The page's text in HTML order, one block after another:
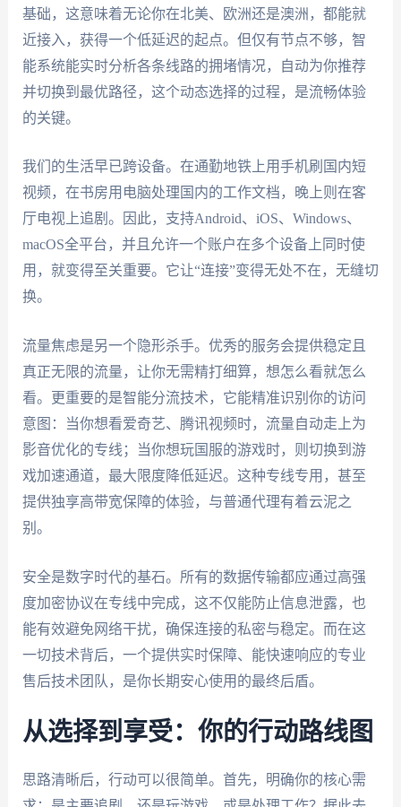
基础，这意味着无论你在北美、欧洲还是澳洲，都能就
近接入，获得一个低延迟的起点。但仅有节点不够，智
能系统能实时分析各条线路的拥堵情况，自动为你推荐
并切换到最优路径，这个动态选择的过程，是流畅体验
的关键。
我们的生活早已跨设备。在通勤地铁上用手机刷国内短
视频，在书房用电脑处理国内的工作文档，晚上则在客
厅电视上追剧。因此，支持Android、iOS、Windows、
macOS全平台，并且允许一个账户在多个设备上同时使
用，就变得至关重要。它让“连接”变得无处不在，无缝切
换。
流量焦虑是另一个隐形杀手。优秀的服务会提供稳定且
真正无限的流量，让你无需精打细算，想怎么看就怎么
看。更重要的是智能分流技术，它能精准识别你的访问
意图：当你想看爱奇艺、腾讯视频时，流量自动走上为
影音优化的专线；当你想玩国服的游戏时，则切换到游
戏加速通道，最大限度降低延迟。这种专线专用，甚至
提供独享高带宽保障的体验，与普通代理有着云泥之
别。
安全是数字时代的基石。所有的数据传输都应通过高强
度加密协议在专线中完成，这不仅能防止信息泄露，也
能有效避免网络干扰，确保连接的私密与稳定。而在这
一切技术背后，一个提供实时保障、能快速响应的专业
售后技术团队，是你长期安心使用的最终后盾。
从选择到享受：你的行动路线图
思路清晰后，行动可以很简单。首先，明确你的核心需